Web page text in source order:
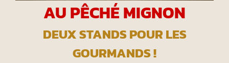
AU PÊCHÉ MIGNON
DEUX STANDS POUR LES
GOURMANDS !